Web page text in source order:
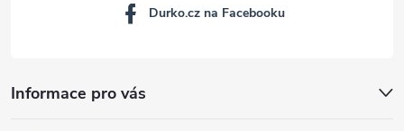
Informace pro vás
Durko.cz na Facebooku